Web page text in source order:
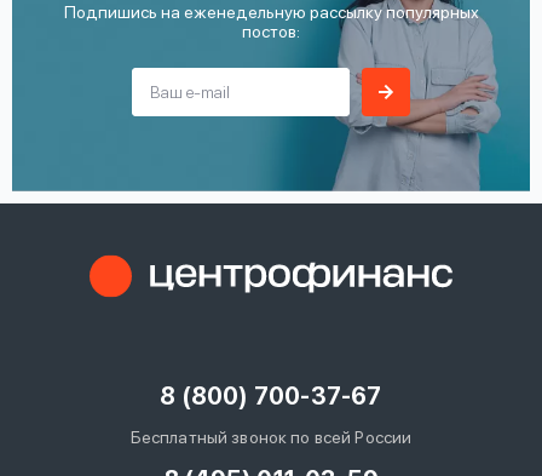
Подпишись на еженедельную рассылку популярных
постов:
8 (800) 700-37-67
Бесплатный звонок по всей России